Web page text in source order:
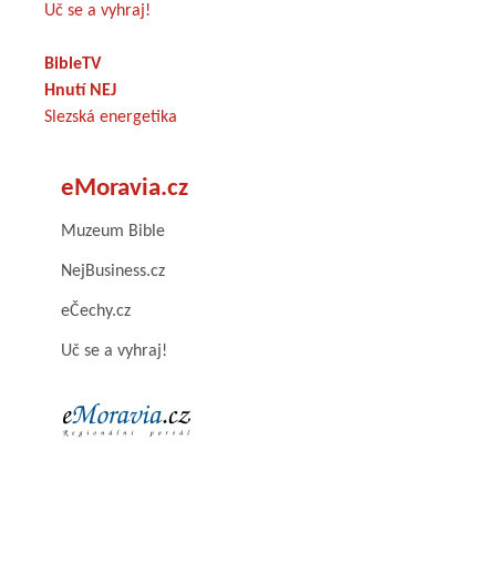
Uč se a vyhraj!
BibleTV
Hnutí NEJ
Slezská energetika
eMoravia.cz
Muzeum Bible
NejBusiness.cz
eČechy.cz
Uč se a vyhraj!